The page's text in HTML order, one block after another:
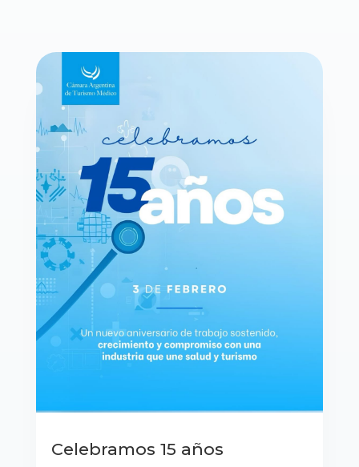
Celebramos 15 años